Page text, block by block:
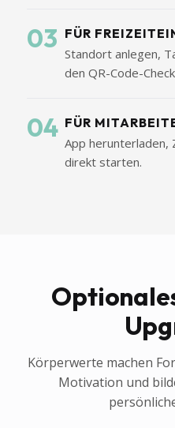
03 FÜR
Standort anlegen,
den QR-Code-
04 FÜR
App herunterladen,
direkt starten.
Körperwerte machen
Motivation und